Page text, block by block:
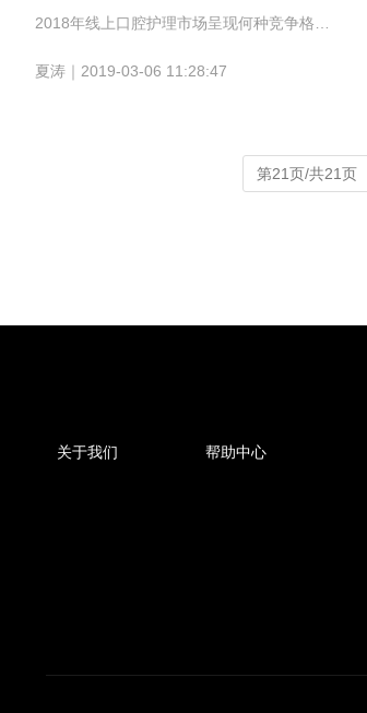
夏涛｜2019-03-06 11:28:47
第21页/共21页
关于我们 帮助中心